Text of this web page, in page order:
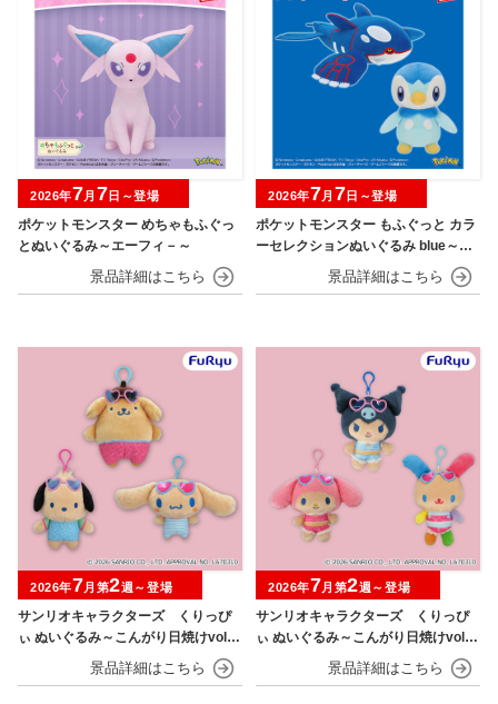
ポケットモンスター めちゃもふぐっ
とぬいぐるみ～エーフィ－～
2026年7月 7日～登場
ポケットモンスター もふぐっと カラ
ーセレクションぬいぐるみ blue～カ
イオーガ・ポッチャマ～
2026年7月 7日～登場
サンリオキャラクターズ くりっぴ
ぃ ぬいぐるみ～こんがり日焼けvol.1
2026年7月第2週～登場
サンリオキャラクターズ くりっぴ
ぃ ぬいぐるみ～こんがり日焼けvol.2
2026年7月第2週～登場